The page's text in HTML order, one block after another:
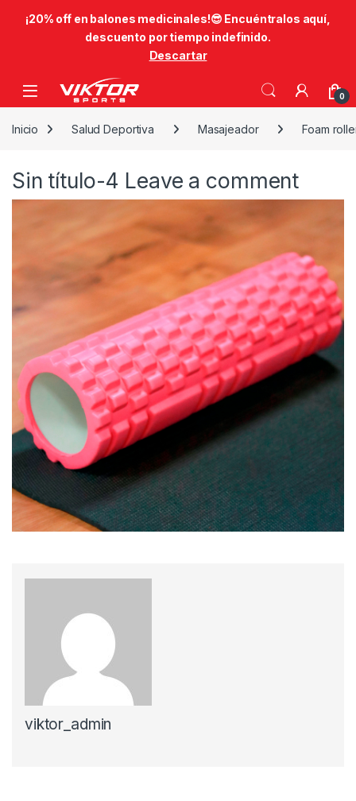
​¡20% off en balones medicinales!😎​ Encuéntralos aquí,
descuento por tiempo indefinido.
Descartar
Skip to navigation
Skip to content
0
Inicio Salud Deportiva Masajeador Foam
Sin título-4 Leave a comment
viktor_admin